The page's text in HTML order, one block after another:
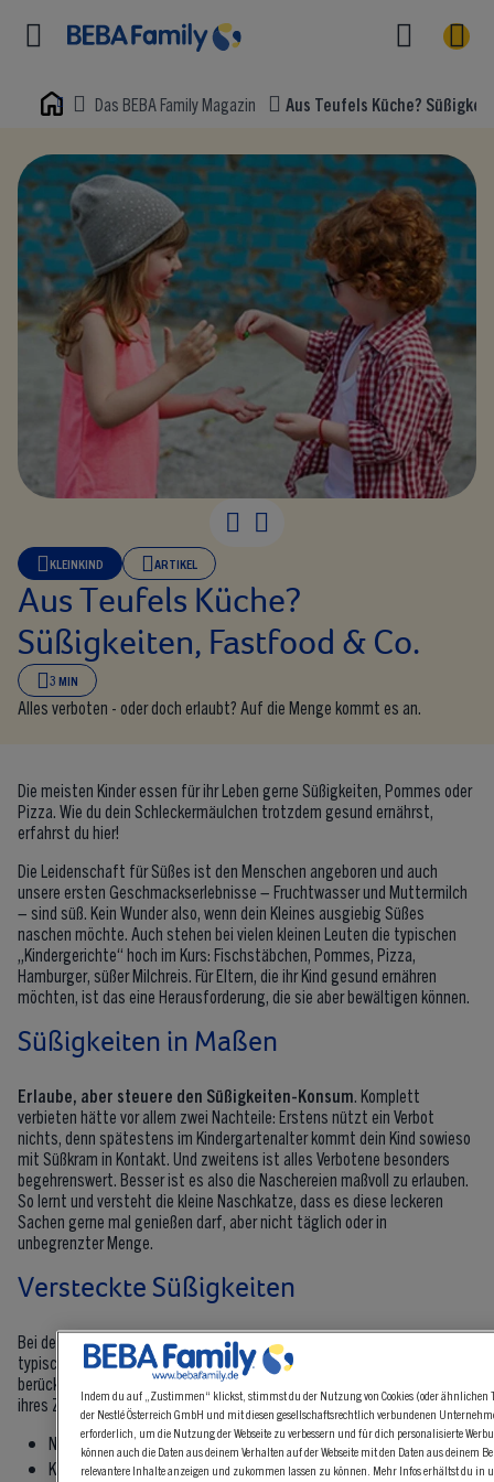
Home Das BEBA Family Magazin Aus Teufels Küche?
KLEINKIND ARTIKEL
Aus Teufels Küche?
Süßigkeiten, Fastfood & Co.
3 MIN
Alles verboten - oder doch erlaubt? Auf die Menge kommt es an.
Die meisten Kinder essen für ihr Leben gerne Süßigkeiten, Pommes oder
Pizza. Wie du dein Schleckermäulchen trotzdem gesund ernährst,
erfahrst du hier!
Die Leidenschaft für Süßes ist den Menschen angeboren und auch
unsere ersten Geschmackserlebnisse – Fruchtwasser und Muttermilch
– sind süß. Kein Wunder also, wenn dein Kleines ausgiebig Süßes
naschen möchte. Auch stehen bei vielen kleinen Leuten die typischen
„Kindergerichte“ hoch im Kurs: Fischstäbchen, Pommes, Pizza,
Hamburger, süßer Milchreis. Für Eltern, die ihr Kind gesund ernähren
möchten, ist das eine Herausforderung, die sie aber bewältigen können.
Süßigkeiten in Maßen
Erlaube, aber steuere den Süßigkeiten-Konsum . Komplett
verbieten hätte vor allem zwei Nachteile: Erstens nützt ein Verbot
nichts, denn spätestens im Kindergartenalter kommt dein Kind sowieso
mit Süßkram in Kontakt. Und zweitens ist alles Verbotene besonders
begehrenswert. Besser ist es also die Naschereien maßvoll zu erlauben.
So lernt und versteht die kleine Naschkatze, dass es diese leckeren
Sachen gerne mal genießen darf, aber nicht täglich oder in
unbegrenzter Menge.
Versteckte Süßigkeiten
Bei derBerechnung der Süßigkeitenmengesind nicht nur die
typischen Vertreter wie Schokolade, Bonbons und Gummibärchen zu
berücksichtigen. Denke auch an die vielen Lebensmittel, die auf Grund
ihres Zucker- oder Energiegehalts genauso zu den Süßigkeiten gehören:
Nuss-Nougat-Creme, Honig, Marmelade
Kekse, Kuchen
Indem du auf „Zustimmen“ klickst, stimmst du der Nutzung von Cookies (oder ähnlichen
der Nestlé Österreich GmbH und mit diesen gesellschaftsrechtlich verbundenen
erforderlich, um die Nutzung der Webseite zu verbessern und für dich personalisierte
können auch die Daten aus deinem Verhalten auf der Webseite mit den Daten aus deinem
relevantere Inhalte anzeigen und zukommen lassen zu können. Mehr Infos erhältst du in